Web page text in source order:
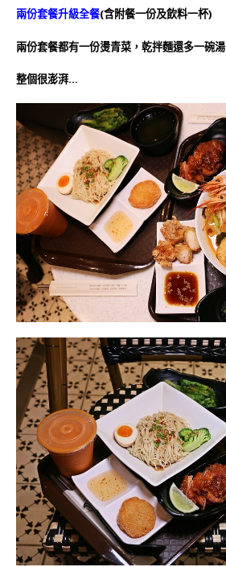
兩份套餐升級全餐(含附餐一份及飲料一杯)
兩份套餐都有一份燙青菜，乾拌麵還多一碗湯
整個很澎湃…